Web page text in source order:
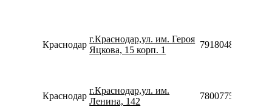
Краснодар
г.Краснодар,ул. им. Героя
Яцкова, 15 корп. 1
79180481708
Краснодар
г.Краснодар,ул. им.
Ленина, 142
78007753553